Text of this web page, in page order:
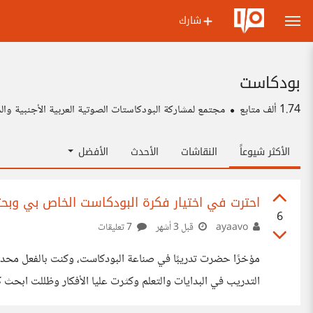
شارك
بودكاست
1.74 ألف متابع مجتمع لمشاركة البودكاستات الصوتية العربية الأجنبية
الأكثر شيوعاً النقاشات الأحدث الأفضل
6
احترت في اختيار فكرة البودكاست الخاص بي
قبل 3 أشهر
مؤخرًا حضرت تدريبًا في صناعة البودكاست، وكنت بالفعل
التدريب في البدايات والتعلم وكثرت عليا الأفكار وظللت